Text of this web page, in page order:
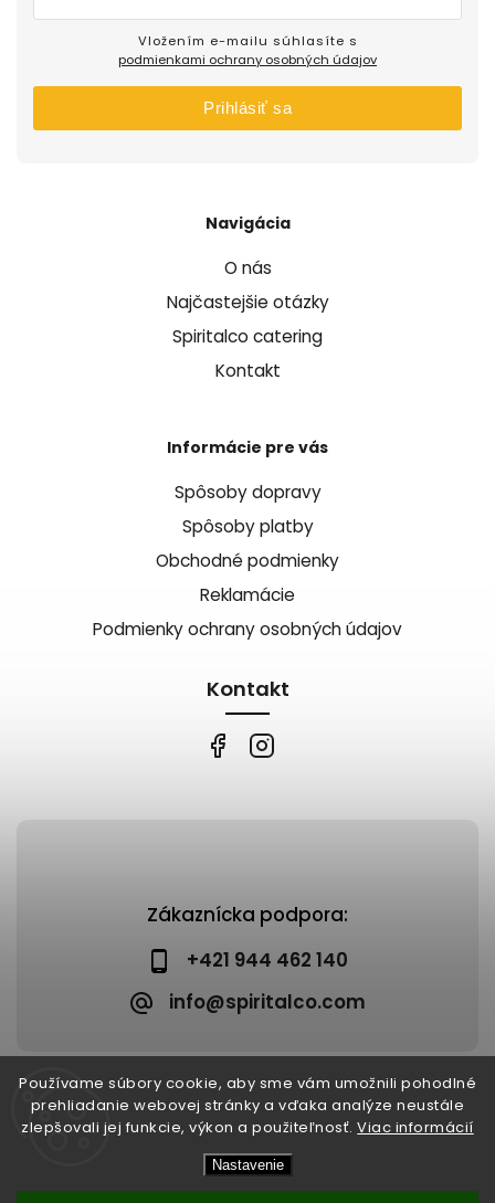
Používame súbory cookie, aby sme vám umožnili pohodlné
prehliadanie webovej stránky a vďaka analýze neustále
zlepšovali jej funkcie, výkon a použiteľnosť.Viac informácií
Nastavenie
Zákaznícka podpora:
+421 944 462 140
info@spiritalco.com
Navigácia
O nás
Najčastejšie otázky
Spiritalco catering
Kontakt
Informácie pre vás
Spôsoby dopravy
Spôsoby platby
Obchodné podmienky
Reklamácie
Podmienky ochrany osobných údajov
Kontakt
podmienkami ochrany osobných údajov
Prihlásiť sa
Spiritalco. Všetky práva vyhradené.
Upraviť nastavenie cookies